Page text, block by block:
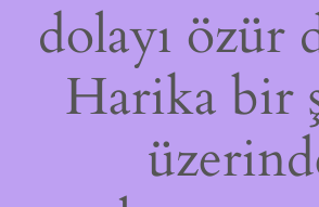
dolayı özür
Harika bir